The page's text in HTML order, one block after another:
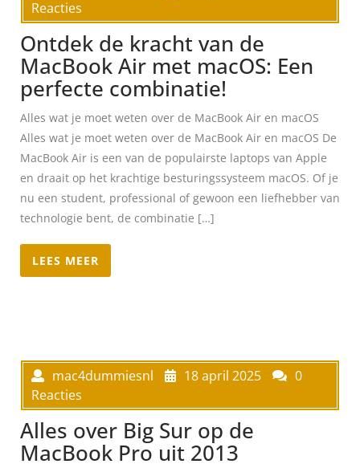
Reacties
Ontdek de kracht van de
MacBook Air met macOS: Een
perfecte combinatie!
Alles wat je moet weten over de MacBook Air en macOS
Alles wat je moet weten over de MacBook Air en macOS De
MacBook Air is een van de populairste laptops van Apple
en draait op het krachtige besturingssysteem macOS. Of je
nu een student, professional of gewoon een liefhebber van
technologie bent, de combinatie […]
LEES MEER
mac4dummiesnl 18 april 2025
0
Reacties
Alles over Big Sur op de
MacBook Pro uit 2013